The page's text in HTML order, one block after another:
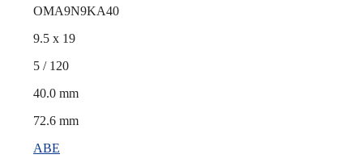
OMA9N9KA40
9.5 x 19
5 / 120
40.0 mm
72.6 mm
ABE